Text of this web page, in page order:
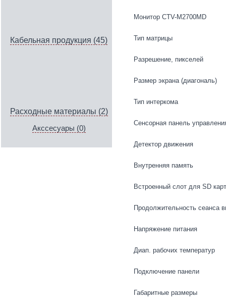
Кабельная продукция (45)
Расходные материалы (2)
Акссесуары (0)
Монитор CTV-M2700MD
Тип матрицы
Разрешение, пикселей
Размер экрана (диагональ)
Тип интеркома
Сенсорная панель
Детектор движения
Внутренняя память
Встроенный слот для SD карт
Продолжительность сеанса
Напряжение питания
Диап. рабочих температур
Подключение панели
Габаритные размеры